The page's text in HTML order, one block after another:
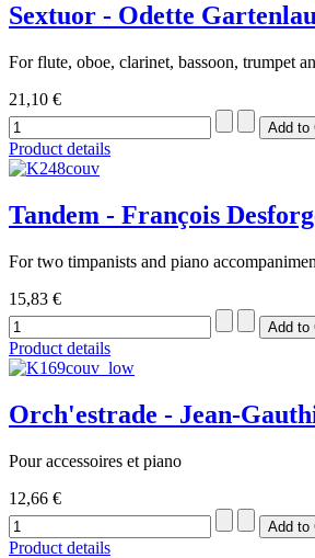
Sextuor - Odette
For flute, oboe, clarinet, bassoon, trumpet
21,10 €
Product details
Tandem - François
For two timpanists and piano
15,83 €
Product details
Orch'estrade - Jean-
Pour accessoires et piano
12,66 €
Product details